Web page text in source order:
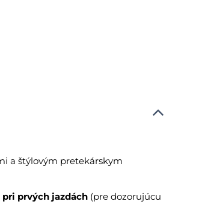
a štýlovým pretekárskym
prvých jazdách (pre dozorujúcu